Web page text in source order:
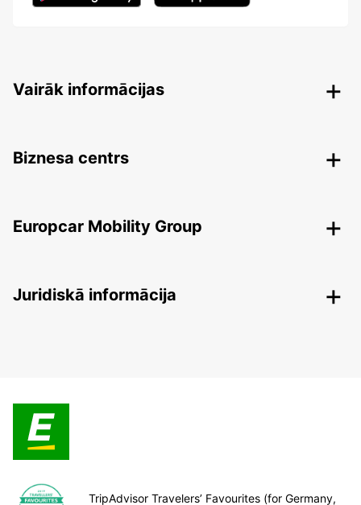
Vairāk informācijas
Biznesa centrs
Europcar Mobility Group
Juridiskā informācija
TripAdvisor Travelers’ Favourites (for Germany,